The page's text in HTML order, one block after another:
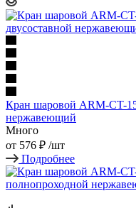
Кран шаровой ARM-CT-
нержавеющий
Много
от 576 ₽ /шт
Подробнее